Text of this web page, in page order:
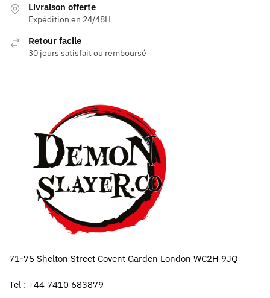
Livraison offerte
Expédition en 24/48H
Retour facile
30 jours satisfait ou remboursé
71-75 Shelton Street Covent Garden London WC2H 9JQ
Tel : +44 7410 683879